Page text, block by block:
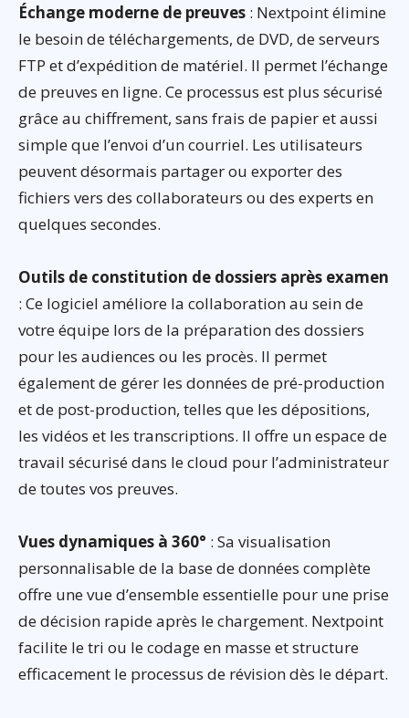
Échange moderne de preuves : Nextpoint élimine
le besoin de téléchargements, de DVD, de serveurs
FTP et d’expédition de matériel. Il permet l’échange
de preuves en ligne. Ce processus est plus sécurisé
grâce au chiffrement, sans frais de papier et aussi
simple que l’envoi d’un courriel. Les utilisateurs
peuvent désormais partager ou exporter des
fichiers vers des collaborateurs ou des experts en
quelques secondes.
Outils de constitution de dossiers après examen
: Ce logiciel améliore la collaboration au sein de
votre équipe lors de la préparation des dossiers
pour les audiences ou les procès. Il permet
également de gérer les données de pré-production
et de post-production, telles que les dépositions,
les vidéos et les transcriptions. Il offre un espace de
travail sécurisé dans le cloud pour l’administrateur
de toutes vos preuves.
Vues dynamiques à 360° : Sa visualisation
personnalisable de la base de données complète
offre une vue d’ensemble essentielle pour une prise
de décision rapide après le chargement. Nextpoint
facilite le tri ou le codage en masse et structure
efficacement le processus de révision dès le départ.